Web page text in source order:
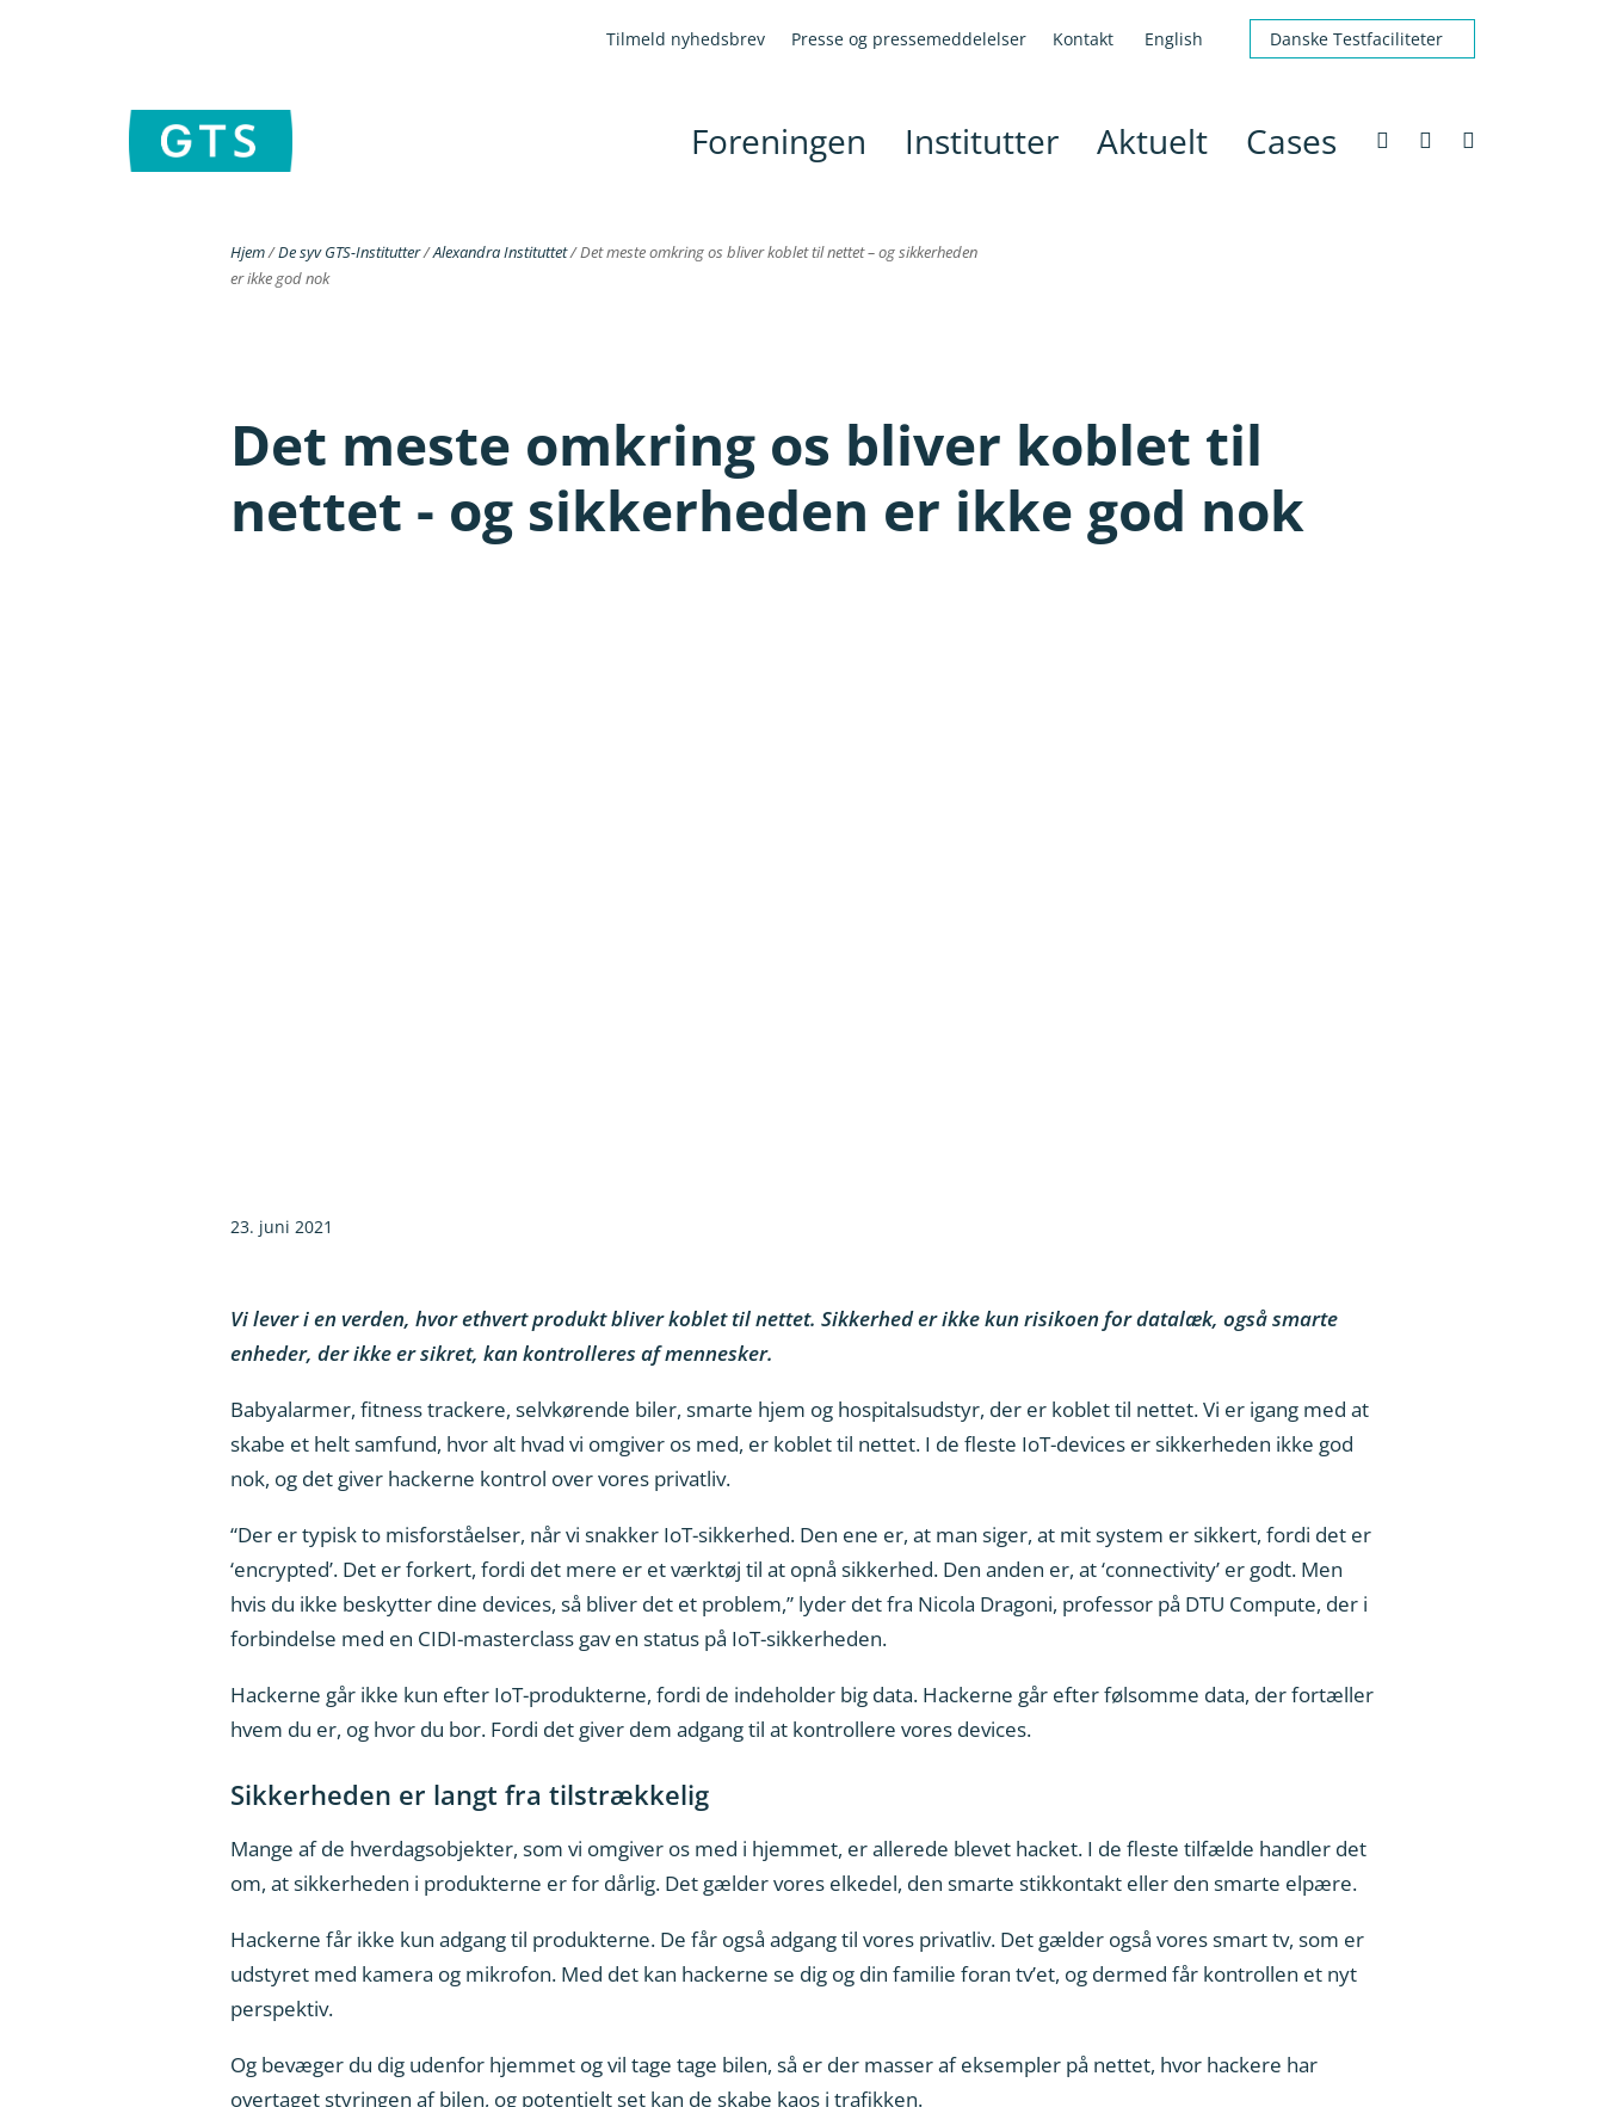
Tilmeld nyhedsbrev Presse og pressemeddelelser Kontakt English Danske Testfaciliteter
Foreningen Institutter Aktuelt Cases
Hjem/De syv GTS-Institutter/Alexandra Instituttet/Det meste omkring os bliver koblet til nettet – og sikkerheden
er ikke god nok
Det meste omkring os bliver koblet til
nettet - og sikkerheden er ikke god nok
23. juni 2021
Vi lever i en verden, hvor ethvert produkt bliver koblet til nettet. Sikkerhed er ikke kun risikoen for datalæk, også smarte
enheder, der ikke er sikret, kan kontrolleres af mennesker.
Babyalarmer, fitness trackere, selvkørende biler, smarte hjem og hospitalsudstyr, der er koblet til nettet. Vi er igang med at
skabe et helt samfund, hvor alt hvad vi omgiver os med, er koblet til nettet. I de fleste IoT-devices er sikkerheden ikke god
nok, og det giver hackerne kontrol over vores privatliv.
“Der er typisk to misforståelser, når vi snakker IoT-sikkerhed. Den ene er, at man siger, at mit system er sikkert, fordi det er
‘encrypted’. Det er forkert, fordi det mere er et værktøj til at opnå sikkerhed. Den anden er, at ‘connectivity’ er godt. Men
hvis du ikke beskytter dine devices, så bliver det et problem,” lyder det fra Nicola Dragoni, professor på DTU Compute, der i
forbindelse med en CIDI-masterclass gav en status på IoT-sikkerheden.
Hackerne går ikke kun efter IoT-produkterne, fordi de indeholder big data. Hackerne går efter følsomme data, der fortæller
hvem du er, og hvor du bor. Fordi det giver dem adgang til at kontrollere vores devices.
Sikkerheden er langt fra tilstrækkelig
Mange af de hverdagsobjekter, som vi omgiver os med i hjemmet, er allerede blevet hacket. I de fleste tilfælde handler det
om, at sikkerheden i produkterne er for dårlig. Det gælder vores elkedel, den smarte stikkontakt eller den smarte elpære.
Hackerne får ikke kun adgang til produkterne. De får også adgang til vores privatliv. Det gælder også vores smart tv, som er
udstyret med kamera og mikrofon. Med det kan hackerne se dig og din familie foran tv’et, og dermed får kontrollen et nyt
perspektiv.
Og bevæger du dig udenfor hjemmet og vil tage tage bilen, så er der masser af eksempler på nettet, hvor hackere har
overtaget styringen af bilen, og potentielt set kan de skabe kaos i trafikken.